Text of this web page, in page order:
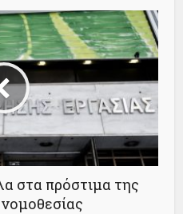
στα πρόστιμα της